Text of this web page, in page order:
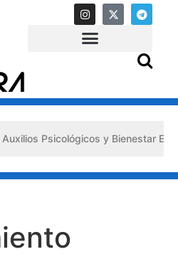
Psicológicos y Bienestar